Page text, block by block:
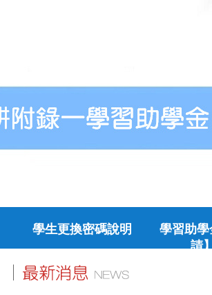
學生更換密碼說明
學習助
請